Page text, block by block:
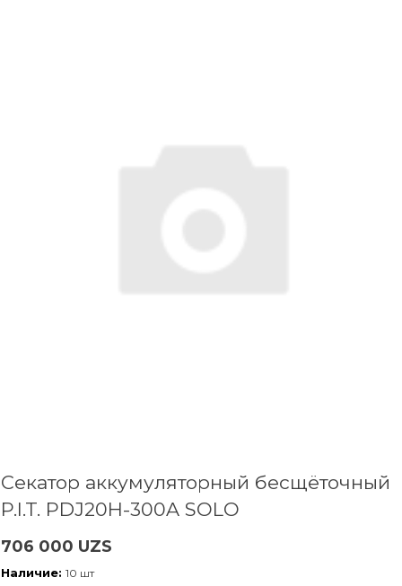
Секатор аккумуляторный бесщёточный
P.I.T. PDJ20H-300A SOLO
706 000 UZS
Наличие: 10 шт